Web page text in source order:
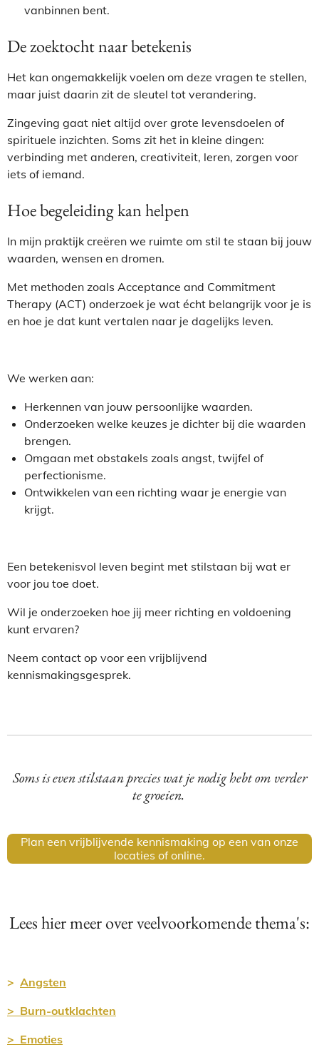
vanbinnen bent.
De zoektocht naar betekenis
Het kan ongemakkelijk voelen om deze vragen te stellen,
maar juist daarin zit de sleutel tot verandering.
Zingeving gaat niet altijd over grote levensdoelen of
spirituele inzichten. Soms zit het in kleine dingen:
verbinding met anderen, creativiteit, leren, zorgen voor
iets of iemand.
Hoe begeleiding kan helpen
In mijn praktijk creëren we ruimte om stil te staan bij jouw
waarden, wensen en dromen.
Met methoden zoals Acceptance and Commitment
Therapy (ACT) onderzoek je wat écht belangrijk voor je is
en hoe je dat kunt vertalen naar je dagelijks leven.
We werken aan:
Herkennen van jouw persoonlijke waarden.
Onderzoeken welke keuzes je dichter bij die waarden
brengen.
Omgaan met obstakels zoals angst, twijfel of
perfectionisme.
Ontwikkelen van een richting waar je energie van
krijgt.
Een betekenisvol leven begint met stilstaan bij wat er
voor jou toe doet.
Wil je onderzoeken hoe jij meer richting en voldoening
kunt ervaren?
Neem contact op voor een vrijblijvend
kennismakingsgesprek.
Soms is even stilstaan precies wat je nodig hebt om verder
te groeien.
Plan een vrijblijvende kennismaking op een van onze
locaties of online.
Lees hier meer over veelvoorkomende thema's:
> Angsten
> Burn-outklachten
> Emoties